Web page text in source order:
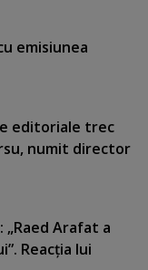
emisiunea
editoriale trec
numit director
„Raed Arafat a
Reacţia lui